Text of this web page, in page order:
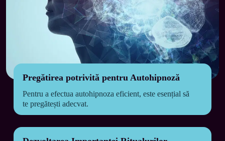
Pregătirea potrivită pentru Autohipnoză
Pentru a efectua autohipnoza eficient, este esențial să
te pregătești adecvat.